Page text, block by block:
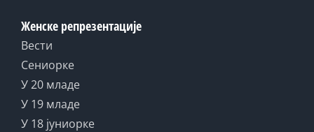
Женске репрезентације
Вести
Сениорке
У 20 младе
У 19 младе
У 18 јуниорке